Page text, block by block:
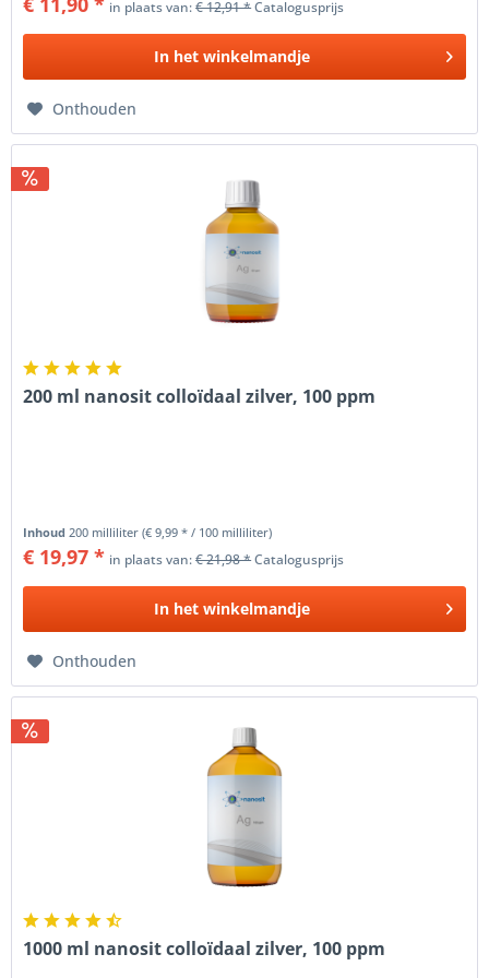
in plaats van:€ 12,91 *Catalogusprijs
In het winkelmandje
Onthouden
200 ml nanosit colloïdaal zilver, 100 ppm
Inhoud200 milliliter(€ 9,99 * / 100 milliliter)
€ 19,97 * in plaats van:€ 21,98 *Catalogusprijs
In het winkelmandje
Onthouden
1000 ml nanosit colloïdaal zilver, 100 ppm